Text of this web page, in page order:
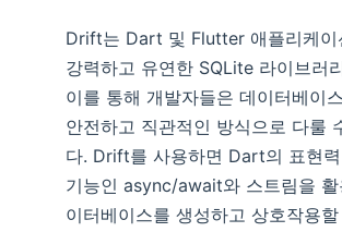
Drift는 Dart 및 Flutter 애플리케이
강력하고 유연한 SQLite 라이브러
이를 통해 개발자들은 데이터베이
안전하고 직관적인 방식으로 다룰
다. Drift를 사용하면 Dart의 표현
기능인 async/await와 스트림을 활
이터베이스를 생성하고 상호작용